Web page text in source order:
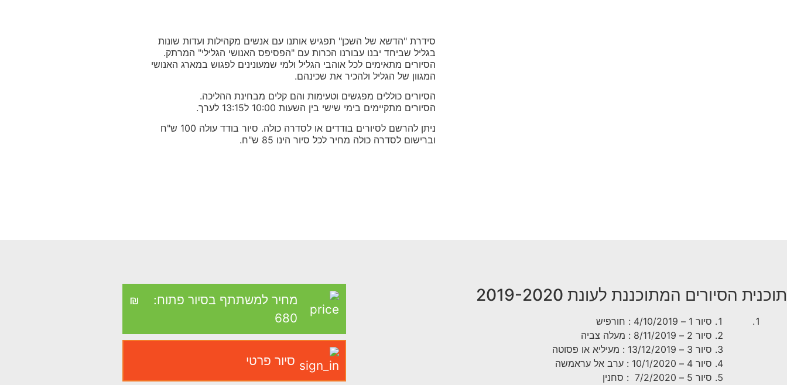
סידרת "הדשא של השכן" תפגיש אותנו עם אנשים מקהילות ועדות שונות
בגליל שביחד יבנו עבורנו הכרות עם "הפסיפס האנושי הגלילי" המרתק.
הסיורים מתאימים לכל אוהבי הגליל ולמי שמעונינים לפגוש במארג האנושי
המגוון של הגליל ולהכיר את שכינהם.
הסיורים כוללים מפגשים וטעימות והם קלים מבחינת ההליכה.
הסיורים מתקיימים בימי שישי בין השעות 10:00 ל13:15 לערך.
ניתן להרשם לסיורים בודדים או לסדרה כולה. סיור בודד עולה 100 ש"ח
וברישום לסדרה כולה מחיר לכל סיור הינו 85 ש"ח.
תוכנית הסיורים המתוכננת לעונת 2019-2020
סיור 1 – 4/10/2019 : חורפיש
סיור 2 – 8/11/2019 : מעלה צביה
סיור 3 – 13/12/2019 : מעיליא או פסוטה
סיור 4 – 10/1/2020 : ערב אל עראמשה
סיור 5 – 7/2/2020 : סחנין
מחיר למשתתף בסיור פתוח:
680
₪
סיור פרטי